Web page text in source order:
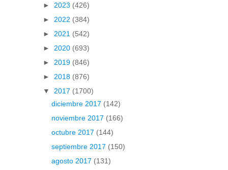
► 2023 (426)
► 2022 (384)
► 2021 (542)
► 2020 (693)
► 2019 (846)
► 2018 (876)
▼ 2017 (1700)
diciembre 2017 (142)
noviembre 2017 (166)
octubre 2017 (144)
septiembre 2017 (150)
agosto 2017 (131)